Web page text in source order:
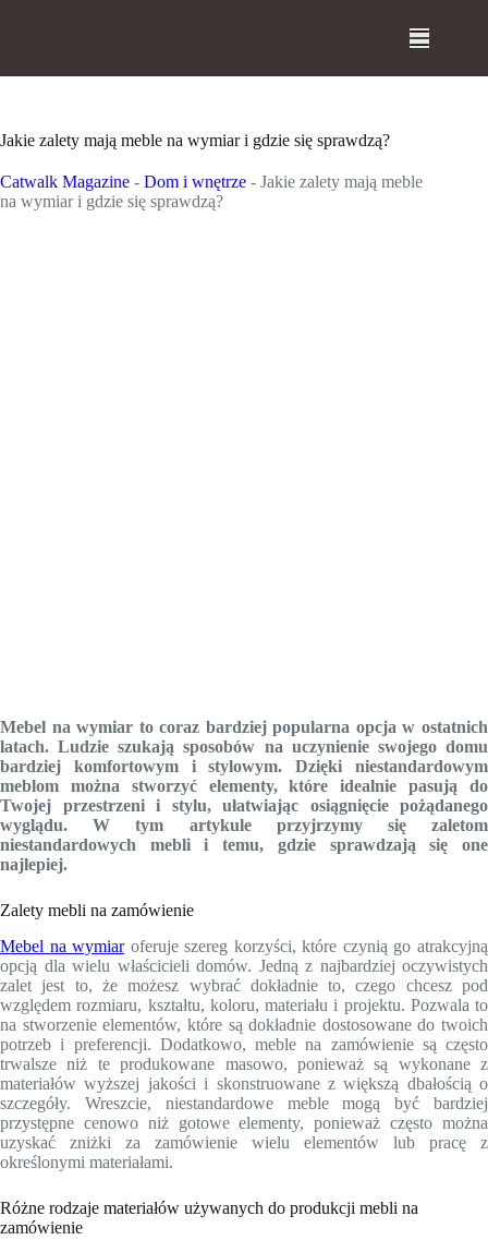
Jakie zalety mają meble na wymiar i gdzie się sprawdzą?
Catwalk Magazine - Dom i wnętrze - Jakie zalety mają meble
na wymiar i gdzie się sprawdzą?
Mebel na wymiar to coraz bardziej popularna opcja w ostatnich
latach. Ludzie szukają sposobów na uczynienie swojego domu
bardziej komfortowym i stylowym. Dzięki niestandardowym
meblom można stworzyć elementy, które idealnie pasują do
Twojej przestrzeni i stylu, ułatwiając osiągnięcie pożądanego
wyglądu. W tym artykule przyjrzymy się zaletom
niestandardowych mebli i temu, gdzie sprawdzają się one
najlepiej.
Zalety mebli na zamówienie
Mebel na wymiaroferuje szereg korzyści, które czynią go atrakcyjną
opcją dla wielu właścicieli domów. Jedną z najbardziej oczywistych
zalet jest to, że możesz wybrać dokładnie to, czego chcesz pod
względem rozmiaru, kształtu, koloru, materiału i projektu. Pozwala to
na stworzenie elementów, które są dokładnie dostosowane do twoich
potrzeb i preferencji. Dodatkowo, meble na zamówienie są często
trwalsze niż te produkowane masowo, ponieważ są wykonane z
materiałów wyższej jakości i skonstruowane z większą dbałością o
szczegóły. Wreszcie, niestandardowe meble mogą być bardziej
przystępne cenowo niż gotowe elementy, ponieważ często można
uzyskać zniżki za zamówienie wielu elementów lub pracę z
określonymi materiałami.
Różne rodzaje materiałów używanych do produkcji mebli na
zamówienie